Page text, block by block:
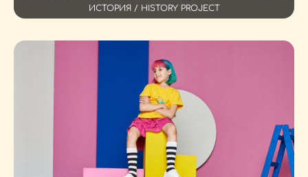
ИСТОРИЯ / HISTORY PROJECT